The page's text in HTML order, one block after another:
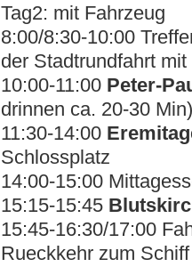
Tag2: mit Fahrzeug
8:00/8:30-10:00
der Stadtrundfahrt
10:00-11:00 Peter-
drinnen ca. 20-30 Min)
11:30-14:00
Schlossplatz
14:00-15:00
15:15-15:45
15:45-16:30/17:00
Rueckkehr zum